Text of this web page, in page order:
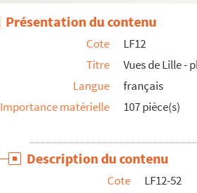
LF12-75. Façade de l’ancienne halle
LF12-76. Marché aux poissons
LF12-77. Lille : La Bourse : Concours
LF12-78. Intérieur de la Bourse
LF12-79. Lille : La Bourse : Cour intérieure
LF12-80. La Bourse
LF12-82. Lille : La Grande Place
LF12-83. Lille : La Grande Place en 1854 :
Présentation du contenu
Cote
LF12
Titre
Vues de Lille -
Langue
français
Importance matérielle
107 pièce(s)
Description du contenu
Cote
LF12-52